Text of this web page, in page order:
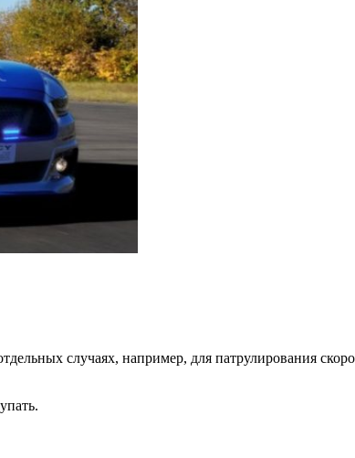
случаях, например, для патрулирования